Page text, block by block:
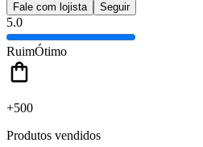
Fale com lojista Seguir
5.0
RuimÓtimo
+500
Produtos vendidos